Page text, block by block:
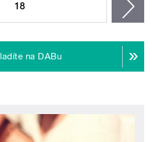
18
na DABu